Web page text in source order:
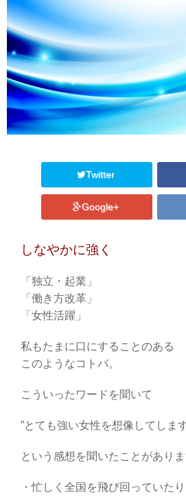
Twitter
Google+
しなやかに強く
「独立・起業」
「働き方改革」
「女性活躍」
私もたまに口にすることのある
このようなコトバ。
こういったワードを聞いて
”とても強い女性を想像してしま
という感想を聞いたことがありま
・忙しく全国を飛び回っていたり